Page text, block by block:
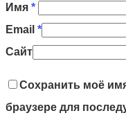
Имя *
Email *
Сайт
Сохранить моё
браузере для